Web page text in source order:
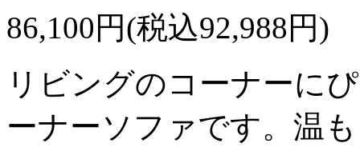
86,100円(税込92,988円)
リビングのコーナーに
ーナーソファです。温